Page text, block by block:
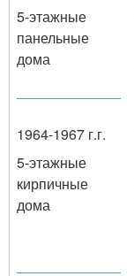
5-этажные
панельные
дома
1964-1967 г.г.
5-этажные
кирпичные
дома